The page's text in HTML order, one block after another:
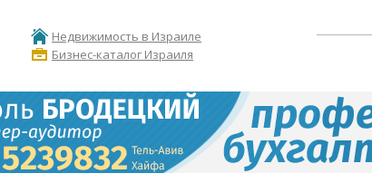
Недвижимость в Израиле
Бизнес-каталог Израиля